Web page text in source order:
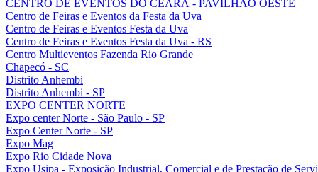
CENTRO DE EVENTOS DO CEARÁ - PAVILHÃO OESTE
Centro de Feiras e Eventos da Festa da Uva
Centro de Feiras e Eventos Festa da Uva
Centro de Feiras e Eventos Festa da Uva - RS
Centro Multieventos Fazenda Rio Grande
Chapecó - SC
Distrito Anhembi
Distrito Anhembi - SP
EXPO CENTER NORTE
Expo center Norte - São Paulo - SP
Expo Center Norte - SP
Expo Mag
Expo Rio Cidade Nova
Expo Usipa - Exposição Industrial, Comercial e de Prestação de